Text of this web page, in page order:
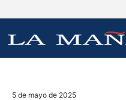
5 de mayo de 2025